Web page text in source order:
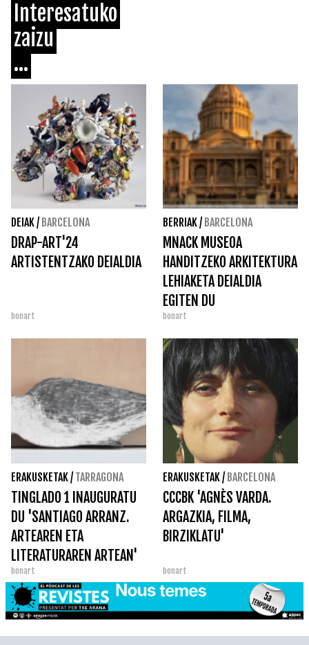
Interesatuko
zaizu
...
DEIAK/ BARCELONA
DRAP-ART'24
ARTISTENTZAKO DEIALDIA
bonart
BERRIAK/ BARCELONA
MNACK MUSEOA
HANDITZEKO ARKITEKTURA
LEHIAKETA DEIALDIA
EGITEN DU
bonart
ERAKUSKETAK/ TARRAGONA
TINGLADO 1 INAUGURATU
DU 'SANTIAGO ARRANZ.
ARTEAREN ETA
LITERATURAREN ARTEAN'
bonart
ERAKUSKETAK/ BARCELONA
CCCBK 'AGNÈS VARDA.
ARGAZKIA, FILMA,
BIRZIKLATU'
bonart